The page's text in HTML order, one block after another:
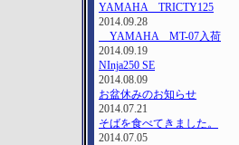
YAMAHA TRICTY125
2014.09.28
YAMAHA MT-07入荷
2014.09.19
NInja250 SE
2014.08.09
お盆休みのお知らせ
2014.07.21
そばを食べてきました。
2014.07.05